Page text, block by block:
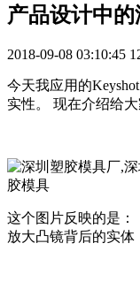
产品设计中
2018-09-08 03:10:45
今天我应用的
实性。 现在介绍给大
这个图片反映的是
放大凸镜背后的实体